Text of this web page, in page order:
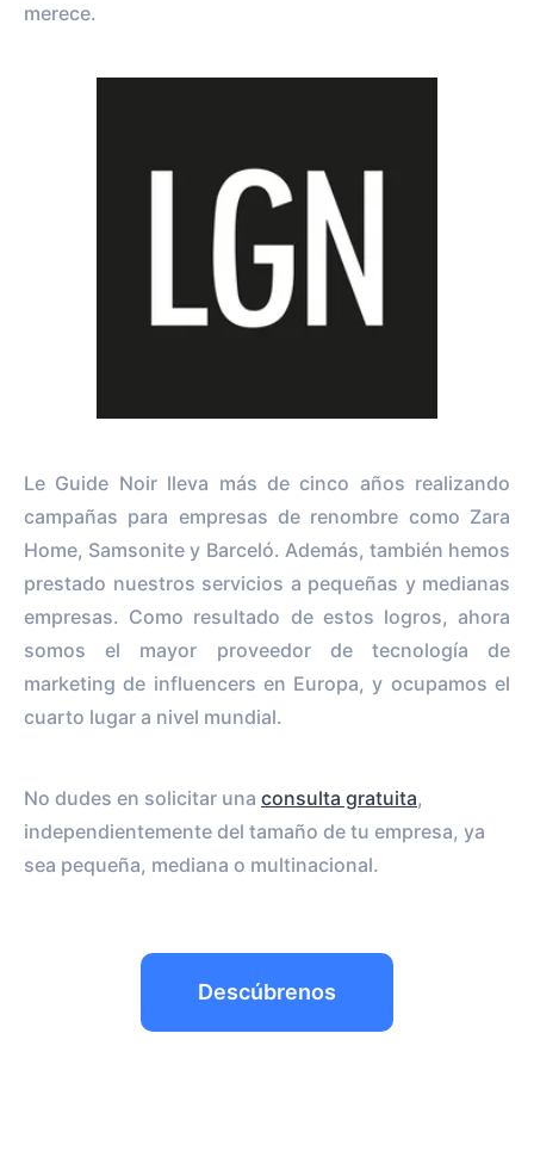
merece.
Le Guide Noir lleva más de cinco años realizando
campañas para empresas de renombre como Zara
Home, Samsonite y Barceló. Además, también hemos
prestado nuestros servicios a pequeñas y medianas
empresas. Como resultado de estos logros, ahora
somos el mayor proveedor de tecnología de
marketing de influencers en Europa, y ocupamos el
cuarto lugar a nivel mundial.
No dudes en solicitar una consulta gratuita,
independientemente del tamaño de tu empresa, ya
sea pequeña, mediana o multinacional.
Descúbrenos